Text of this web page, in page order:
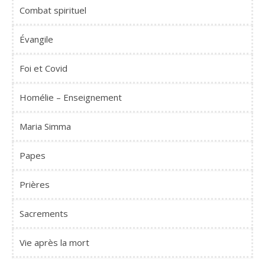
Combat spirituel
Évangile
Foi et Covid
Homélie – Enseignement
Maria Simma
Papes
Prières
Sacrements
Vie après la mort